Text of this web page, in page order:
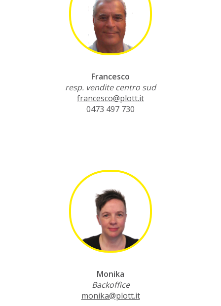
Francesco
resp. vendite centro sud
francesco@plott.it
0473 497 730
Monika
Backoffice
monika@plott.it